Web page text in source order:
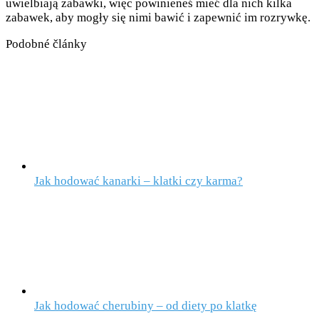
uwielbiają zabawki, więc powinieneś mieć dla nich kilka
zabawek, aby mogły się nimi bawić i zapewnić im rozrywkę.
Podobné články
Jak hodować kanarki – klatki czy karma?
Jak hodować cherubiny – od diety po klatkę